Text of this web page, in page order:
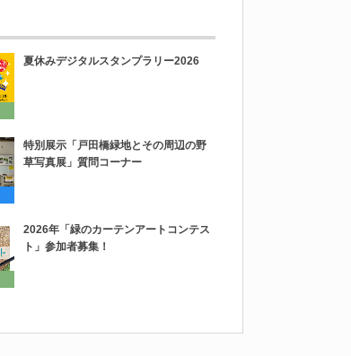
夏休みデジタルスタンプラリー2026
特別展示「戸田橋緑地とその周辺の野
草写真展」質問コーナー
2026年「緑のカーテンアートコンテス
ト」参加者募集！